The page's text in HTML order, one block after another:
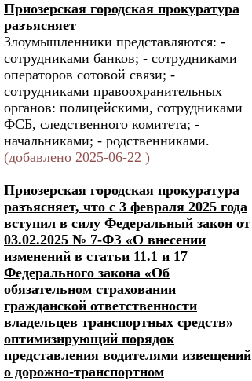
Приозерская городская прокуратура
разъясняет
Злоумышленники представляются: -
сотрудниками банков; - сотрудниками
операторов сотовой связи; -
сотрудниками правоохранительных
органов: полицейскими, сотрудниками
ФСБ, следственного комитета; -
начальниками; - родственниками.
(добавлено 2025-06-22 )
Приозерская городская прокуратура
разъясняет, что с 3 февраля 2025 года
вступил в силу Федеральный закон от
03.02.2025 № 7-ФЗ «О внесении
изменений в статьи 11.1 и 17
Федерального закона «Об
обязательном страховании
гражданской ответственности
владельцев транспортных средств»
оптимизирующий порядок
представления водителями извещений
о дорожно-транспортном